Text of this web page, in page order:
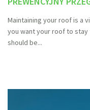
Maintaining your roof is a
you want your roof to
should be